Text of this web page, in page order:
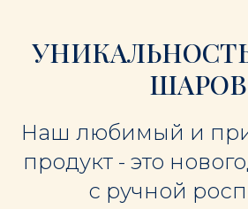
ШАРОВ
Наш любимый и
продукт - это
с ручной